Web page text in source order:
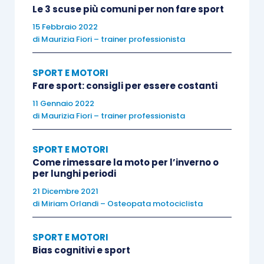
Utili stimoli sono arrivati dai soccorritori che, in
caso di incidente, si trovavano in difficoltà a
sfilare il casco mantenendo stabile il collo del
motociclista.
La risposta è arrivata dal sistema Emergency
Quick Release System (
su due fascette, molto colorate e ben visibili,
poste nella parte inferiore della imbottitura del
casco, è possibile sfilare i guanciali mantenendo
il casco indossato. Questo facilita la successiva
per il collo dell’infortunato.
Le 3 scuse più comuni per non fare sport
15 Febbraio 2022
di Maurizia Fiori – trainer professionista
SPORT E MOTORI
Fare sport: consigli per essere costanti
11 Gennaio 2022
di Maurizia Fiori – trainer professionista
SPORT E MOTORI
Come rimessare la moto per l’inverno o
per lunghi periodi
21 Dicembre 2021
di Miriam Orlandi – Osteopata motociclista
SPORT E MOTORI
Bias cognitivi e sport